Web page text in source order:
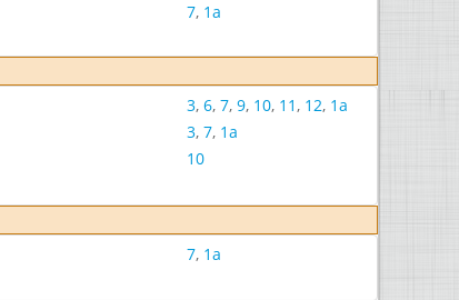
7, 1a
3, 6, 7, 9, 10, 11, 12, 1a
3, 7, 1a
10
7, 1a